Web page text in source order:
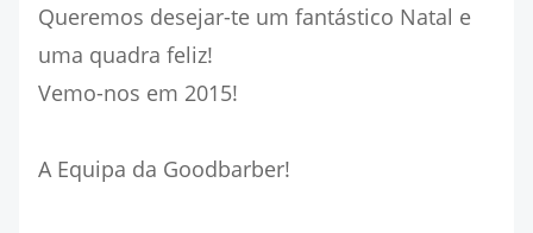
Queremos desejar-te um fantástico Natal e
uma quadra feliz!
Vemo-nos em 2015!
A Equipa da Goodbarber!